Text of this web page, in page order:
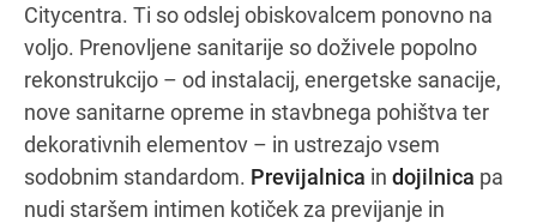
Citycentra. Ti so odslej obiskovalcem ponovno na
voljo. Prenovljene sanitarije so doživele popolno
rekonstrukcijo – od instalacij, energetske sanacije,
nove sanitarne opreme in stavbnega pohištva ter
dekorativnih elementov – in ustrezajo vsem
sodobnim standardom. Previjalnica in dojilnica pa
nudi staršem intimen kotiček za previjanje in